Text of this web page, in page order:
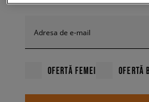
Adresa de e-mail
OFERTĂ FEMEI OFERTĂ